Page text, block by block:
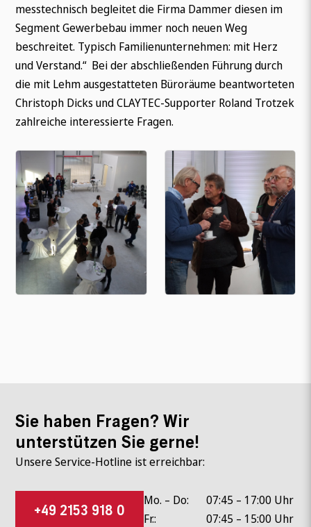
messtechnisch begleitet die Firma Dammer diesen im
Segment Gewerbebau immer noch neuen Weg
beschreitet. Typisch Familienunternehmen: mit Herz
und Verstand.“ Bei der abschließenden Führung durch
die mit Lehm ausgestatteten Büroräume beantworteten
Christoph Dicks und CLAYTEC-Supporter Roland Trotzek
zahlreiche interessierte Fragen.
Sie haben Fragen? Wir
unterstützen Sie gerne!
Unsere Service-Hotline ist erreichbar:
+49 2153 918 0
Mo. – Do:
07:45 – 17:00 Uhr
Fr.:
07:45 – 15:00 Uhr